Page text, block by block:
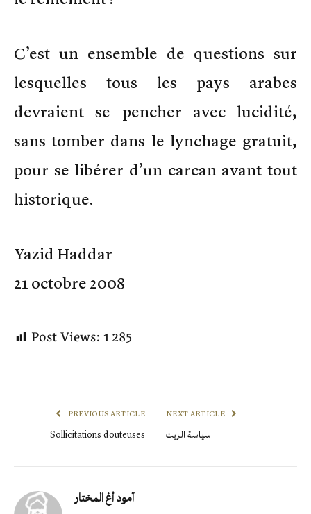
C’est un ensemble de questions sur
lesquelles tous les pays arabes
devraient se pencher avec lucidité,
sans tomber dans le lynchage gratuit,
pour se libérer d’un carcan avant tout
historique.
Yazid Haddar
21 octobre 2008
Post Views:1 285
PREVIOUS ARTICLE
Sollicitations douteuses
NEXT ARTICLE
سياسة الزيت
آمود أغ المختار